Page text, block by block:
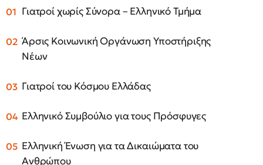
Γιατροί χωρίς Σύνορα – Ελληνικό Τμήμα
Άρσις Κοινωνική Οργάνωση Υποστήριξης
Νέων
Γιατροί του Κόσμου Ελλάδας
Ελληνικό Συμβούλιο για τους Πρόσφυγες
Ελληνική Ένωση για τα Δικαιώματα του
Ανθρώπου